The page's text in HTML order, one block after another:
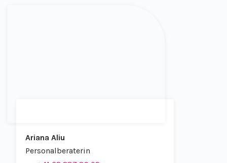
Ariana Aliu
Personalberaterin